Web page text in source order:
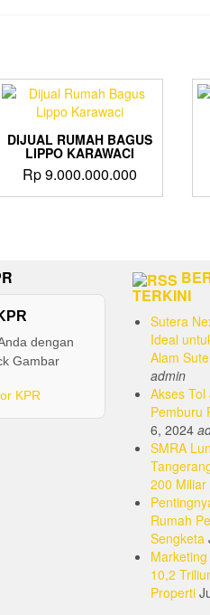
DIJUAL RUMAH BAGUS
LIPPO KARAWACI
Rp9.000.000.000
dengan
Gambar
TERKINI
Sutera
Ideal
Alam
admin
Akses Tol
Pemburu
6, 2024
SMRA
200 Miliar
Rumah
Sengketa
10,2
Properti